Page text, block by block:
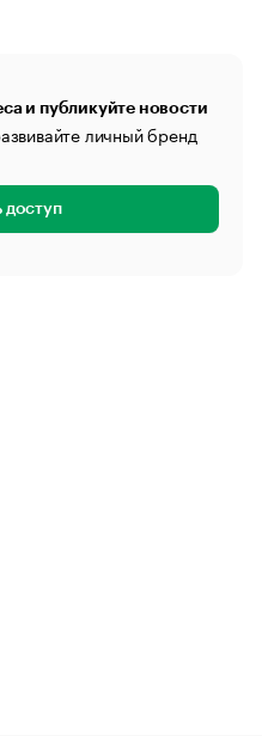
и публикуйте новости
личный бренд
доступ